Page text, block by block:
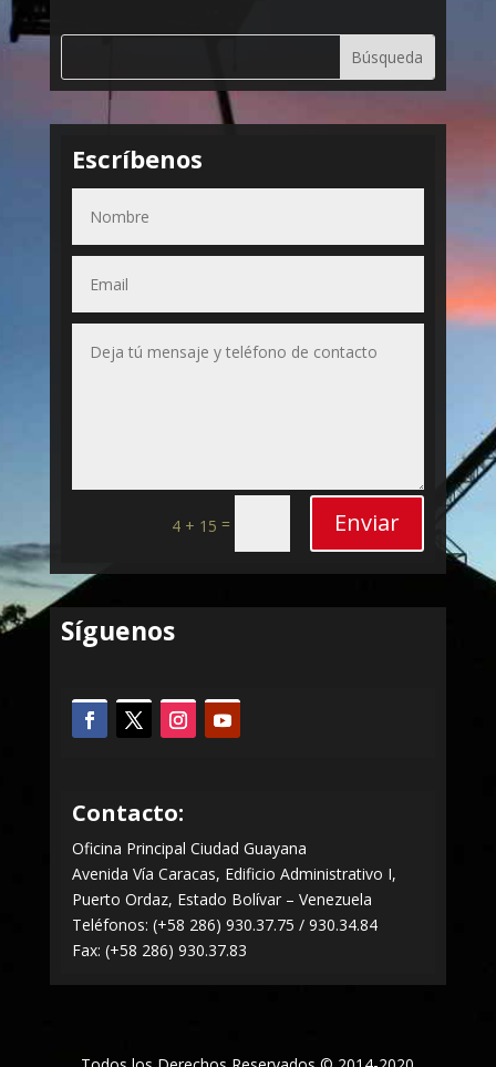
Escríbenos
4 + 15 = Enviar
Síguenos
Contacto:
Oficina Principal Ciudad Guayana
Avenida Vía Caracas, Edificio Administrativo I,
Puerto Ordaz, Estado Bolívar – Venezuela
Teléfonos: (+58 286) 930.37.75 / 930.34.84
Fax: (+58 286) 930.37.83